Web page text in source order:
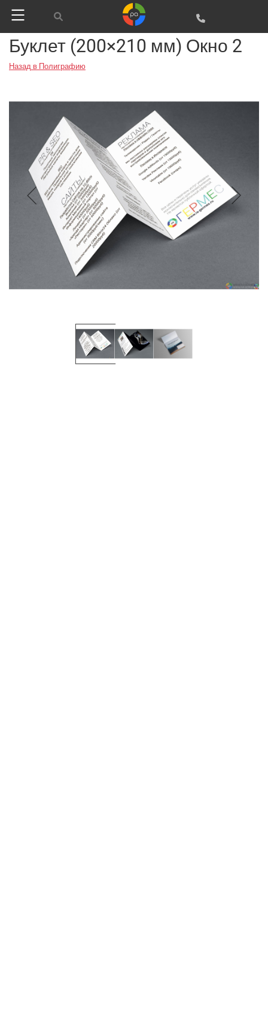
Буклет (200×210 мм) Окно 2
Назад в Полиграфию